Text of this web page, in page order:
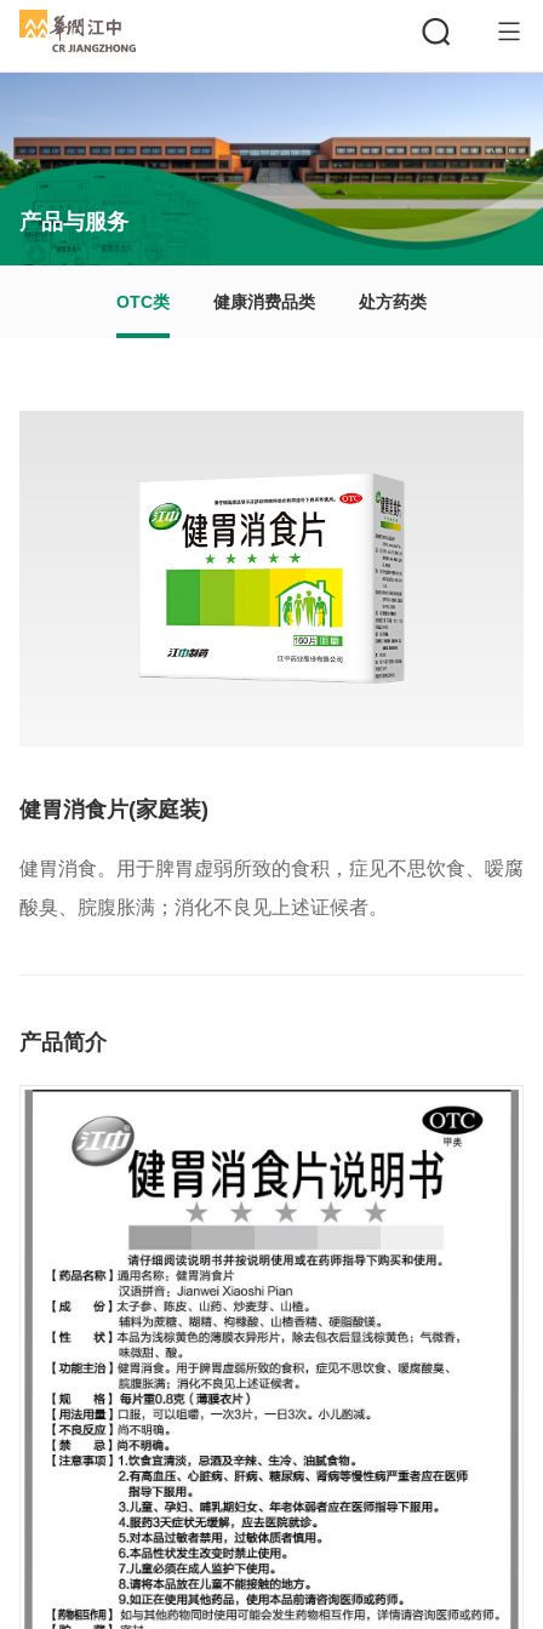
搜索
产品与服务
OTC类 健康消费品类 处方药类
健胃消食片(家庭装)
健胃消食。用于脾胃虚弱所致的食积，症见不思饮食、嗳腐
酸臭、脘腹胀满；消化不良见上述证候者。
产品简介